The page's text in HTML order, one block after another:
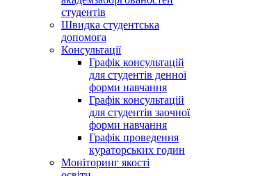
студентів
Швидка студентська
допомога
Консультації
Графік консультацій
для студентів денної
форми навчання
Графік консультацій
для студентів заочної
форми навчання
Графік проведення
кураторських годин
Моніторинг якості